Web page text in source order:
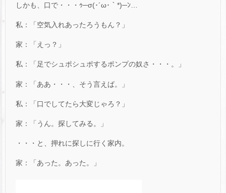
しかも、口で・・・ｩ─σ(･´ω･｀*)─ﾝ…
私：「空気入れあったろうもん？」
家：「えっ？」
私：「足でシュポシュポするポンプの奴さ・・・。」
家：「ああ・・・、そう言えば。」
私：「口でしてたら大変じゃろ？」
家：「うん。探してみる。」
・・・と、押れに探しに行く家内。
家：「あった。あった。」